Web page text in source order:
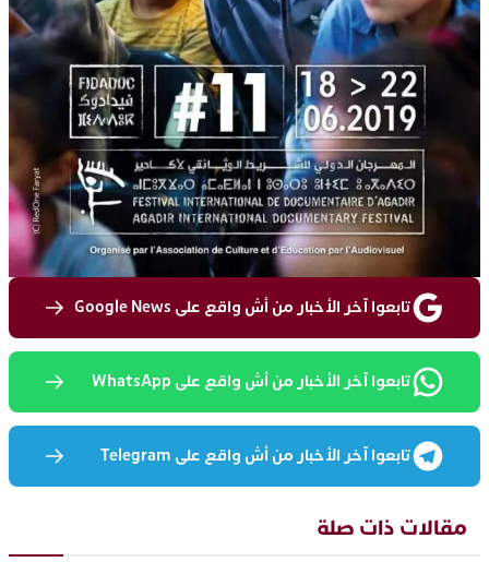
تابعوا آخر الأخبار من أش واقع على Google News
تابعوا آخر الأخبار من أش واقع على WhatsApp
تابعوا آخر الأخبار من أش واقع على Telegram
مقالات ذات صلة